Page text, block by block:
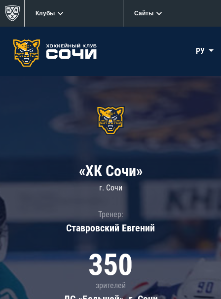
Клубы Сайты
РУ
«ХК Сочи»
г. Сочи
Тренер:
Ставровский Евгений
350
зрителей